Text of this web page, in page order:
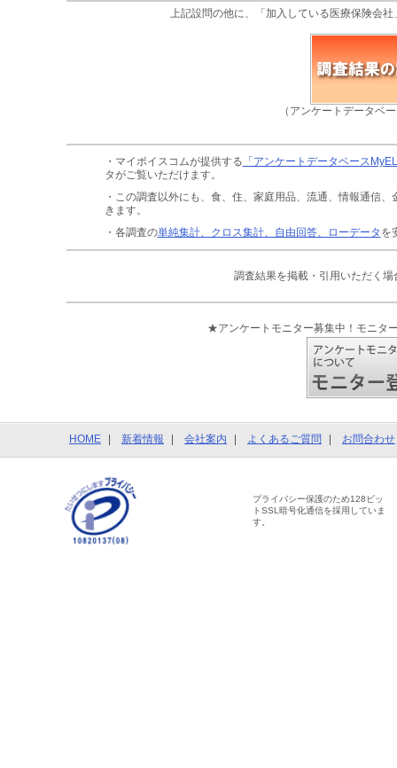
上記設問の他に、「加入している医療保険会
（アンケートデータベ
・マイボイスコムが提供する 「アンケートデータベース
タがご覧いただけます。
・この調査以外にも、食、住、家庭用品、流通、情報通信、
きます。
・各調査の単純集計、クロス集計、自由回答、ローデータ を
調査結果を掲載・引用いただく場
★アンケートモニター募集中！モニタ
HOME 新着情報 会社案内 よくあるご質問 お問合わせ
プライバシー保護のため128ビッ
トSSL暗号化通信を採用していま
す。